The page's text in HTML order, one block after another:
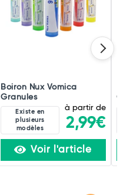
Boiron Nux Vomica
Granules
Existe en
plusieurs
modèles
à partir de
2,99€
Voir l'article